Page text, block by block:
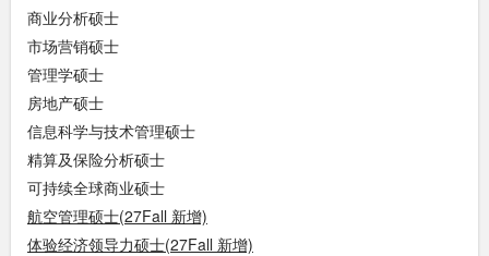
商业分析硕士
市场营销硕士
管理学硕士
房地产硕士
信息科学与技术管理硕士
精算及保险分析硕士
可持续全球商业硕士
航空管理硕士(27Fall 新增)
体验经济领导力硕士(27Fall 新增)